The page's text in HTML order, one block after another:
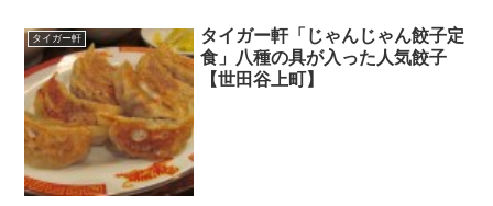
タイガー軒
タイガー軒「じゃんじゃん餃子定
食」八種の具が入った人気餃子
【世田谷上町】